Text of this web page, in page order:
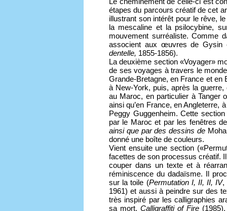
étapes du parcours créatif de cet
illustrant son intérêt pour le rêve,
la mescaline et la psilocybine,
mouvement surréaliste. Comme
associent aux œuvres de Gysin
dentelle, 1855-1856).
La deuxième section «Voyager»
de ses voyages à travers le
Grande-Bretagne, en France et en
à New-York, puis, après la guerre,
au Maroc, en particulier à Tanger
ainsi qu’en France, en Angleterre,
Peggy Guggenheim. Cette
par le Maroc et par les fenêtres
ainsi que par des dessins de
donné une boîte de couleurs.
Vient ensuite une section
facettes de son processus créatif.
couper dans un texte et à
réminiscence du dadaïsme. Il
sur la toile (Permutation I, II, II, IV,
1961) et aussi à peindre sur des
très inspiré par les calligraphies
sa mort, Calligraffiti of Fire